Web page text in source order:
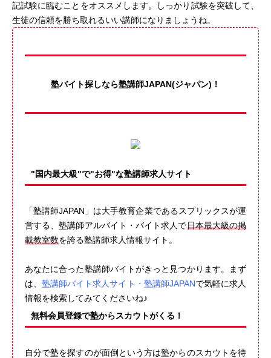
記試験に臨むことをオススメします。しっかり試験を突破して、
生徒の信頼を勝ち取れるいい講師になりましょうね。
塾バイト探しなら塾講師JAPAN(ジャパン)！
"国内最大級"で"お得"な塾講師求人サイト
「塾講師JAPAN」は大手教育企業であるスプリックスが運
営する、塾講師アルバイト・バイト求人で日本最大級の掲
載教室数を誇る塾講師求人情報サイト。
あなたに合った塾講師バイトがきっと見つかります。まず
は、塾講師バイト求人サイト・塾講師JAPANで気軽に求人
情報を検索してみてくださいね♪
無料会員登録で塾からスカウトがくる！
自分で塾を探すのが面倒という方は塾からのスカウトを待